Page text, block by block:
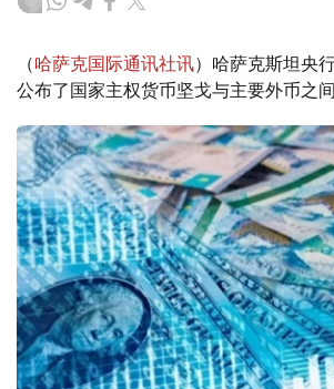
（哈萨克国际通讯社讯）哈萨克斯坦央
公布了国家主权货币坚戈与主要外币之